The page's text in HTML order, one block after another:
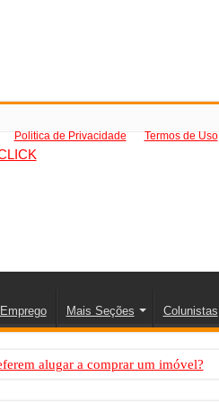
Politica de Privacidade Termos de Uso
Emprego Mais Seções Colunistas
alugar a comprar um imóvel?